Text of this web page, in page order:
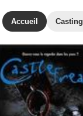
Accueil Casting